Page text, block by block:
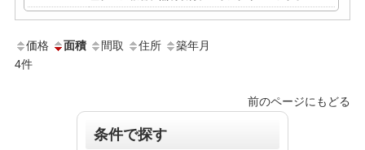
価格 面積 間取 住所
築年月
4件
前のページにもどる
条件で探す